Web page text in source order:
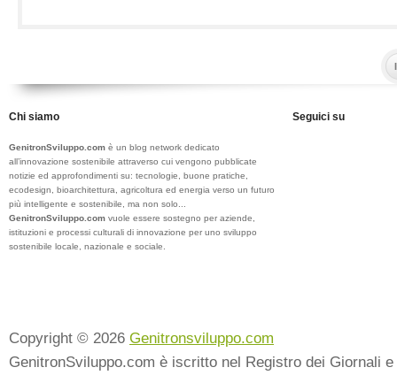
Chi siamo
GenitronSviluppo.com è un blog network dedicato
all’innovazione sostenibile attraverso cui vengono pubblicate
notizie ed approfondimenti su: tecnologie, buone pratiche,
ecodesign, bioarchitettura, agricoltura ed energia verso un futuro
più intelligente e sostenibile, ma non solo...
GenitronSviluppo.com vuole essere sostegno per aziende,
istituzioni e processi culturali di innovazione per uno sviluppo
sostenibile locale, nazionale e sociale.
Seguici su
Copyright © 2026 Genitronsviluppo.com
GenitronSviluppo.com è iscritto nel Registro dei Giornali